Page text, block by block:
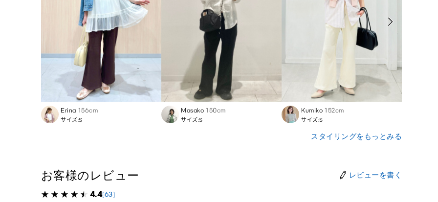
Erina 156cm
サイズ:S
Masako 150cm
サイズ:S
Kumiko 152cm
サイズ:S
スタイリングをもっとみる
お客様のレビュー レビューを書く
4.4(63)